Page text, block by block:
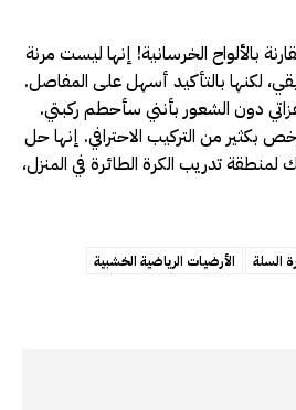
بالألواح الخرسانية! إنها ليست مرنة
لكنها بالتأكيد أسهل على المفاصل.
دون الشعور بأنني سأحطم ركبتي.
بكثير من التركيب الاحترافي. إنها حل
تدريب الكرة الطائرة في المنزل،
السلة
الأرضيات الرياضية الخشبية